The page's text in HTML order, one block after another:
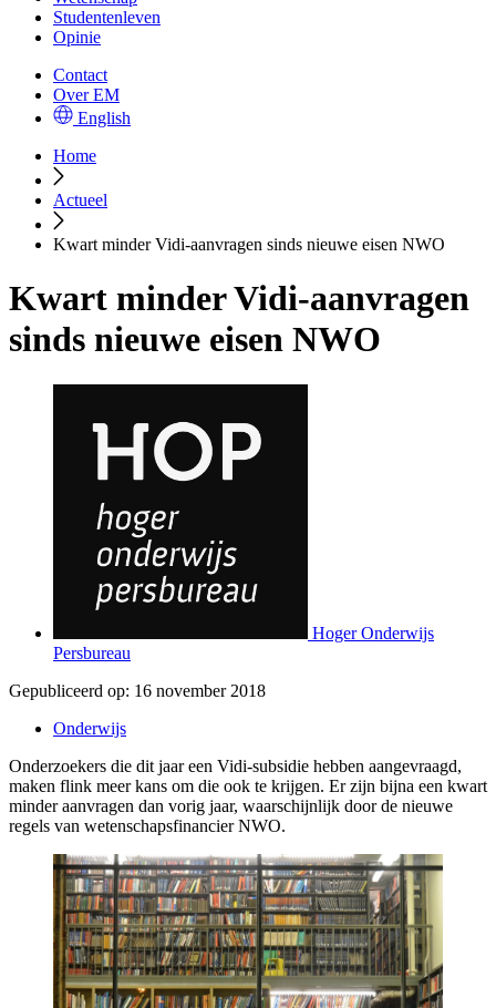
Studentenleven
Opinie
Contact
Over EM
English
Home
Actueel
Kwart minder Vidi-aanvragen sinds nieuwe eisen NWO
Kwart minder Vidi-aanvragen
sinds nieuwe eisen NWO
Hoger Onderwijs
Persbureau
Gepubliceerd op: 16 november 2018
Onderwijs
Onderzoekers die dit jaar een Vidi-subsidie hebben aangevraagd,
maken flink meer kans om die ook te krijgen. Er zijn bijna een kwart
minder aanvragen dan vorig jaar, waarschijnlijk door de nieuwe
regels van wetenschapsfinancier NWO.